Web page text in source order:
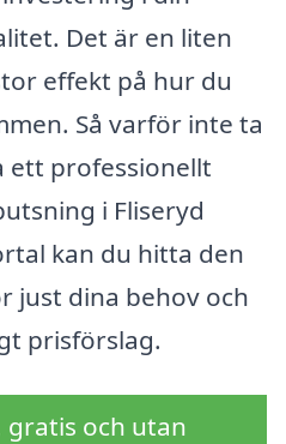
Det är en liten
effekt på hur du
Så varför inte ta
ett professionellt
i Fliseryd
kan du hitta den
just dina behov och
prisförslag.
gratis och utan